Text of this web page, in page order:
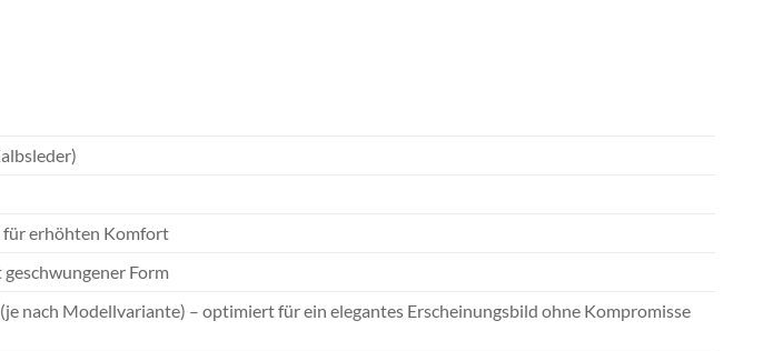
für erhöhten Komfort
Form
nach Modellvariante) – optimiert für ein elegantes Erscheinungsbild ohne Kompromisse